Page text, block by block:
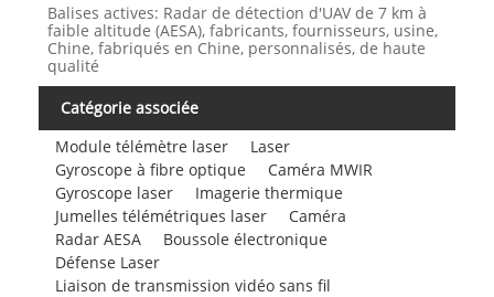
Balises actives: Radar de détection d'UAV de 7 km à
faible altitude (AESA), fabricants, fournisseurs, usine,
Chine, fabriqués en Chine, personnalisés, de haute
qualité
Catégorie associée
Module télémètre laser
Laser
Gyroscope à fibre optique
Caméra MWIR
Gyroscope laser
Imagerie thermique
Jumelles télémétriques laser
Caméra
Radar AESA
Boussole électronique
Défense Laser
Liaison de transmission vidéo sans fil